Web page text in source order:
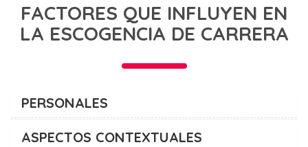
FACTORES QUE INFLUYEN EN
LA ESCOGENCIA DE CARRERA
PERSONALES
ASPECTOS CONTEXTUALES